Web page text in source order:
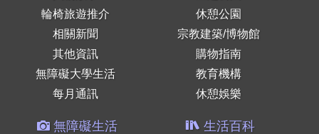
輪椅旅遊推介
相關新聞
其他資訊
無障礙大學生活
每月通訊
休憩公園
宗教建築/博物館
購物指南
教育機構
休憩娛樂
無障礙生活 生活百科